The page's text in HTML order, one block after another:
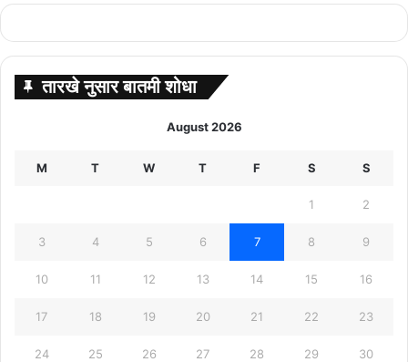
तारखे नुसार बातमी शोधा
August 2026
M T W T F S S
1 2
3 4 5 6 7 8 9
10 11 12 13 14 15 16
17 18 19 20 21 22 23
24 25 26 27 28 29 30